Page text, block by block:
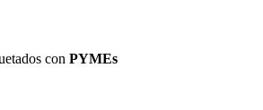
con PYMEs